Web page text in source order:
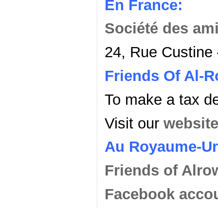
En France:
Société des
24, Rue
Friends Of Al-
To make a tax
Visit our website
Au Royaume-
Friends of
Facebook